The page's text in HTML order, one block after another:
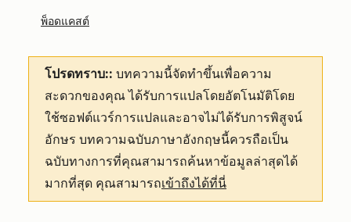
พ็อดแคสต์
โปรดทราบ:: บทความนี้จัดทำขึ้นเพื่อความ
สะดวกของคุณได้รับการแปลโดยอัตโนมัติโดย
ใช้ซอฟต์แวร์การแปลและอาจไม่ได้รับการพิสูจน์
อักษร บทความฉบับภาษาอังกฤษนี้ควรถือเป็น
ฉบับทางการที่คุณสามารถค้นหาข้อมูลล่าสุดได้
มากที่สุด คุณสามารถเข้าถึงได้ที่นี่